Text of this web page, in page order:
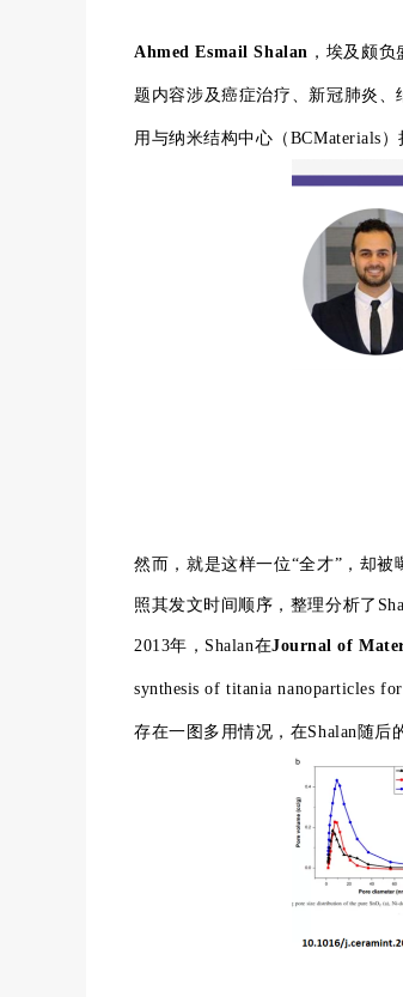
Ahmed Esmail Shalan ，埃及颇
题内容涉及癌症治疗、新冠肺炎
用与纳米结构中心 （ BCMaterials ）
然而，就是这样一位“全才”，却
照其发文时间顺序，整理分析了
2013年，Shalan在Journal of
synthesis of titania nanoparticles
存在一图多用情况，在Shalan随后